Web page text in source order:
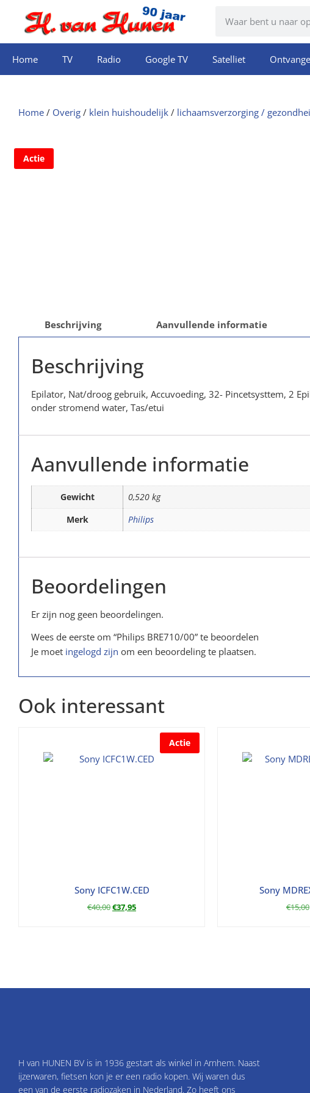
Home TV Radio Google TV Satelliet
Home / Overig / klein huishoudelijk / lichaamsverzorging /
Actie
Beschrijving Aanvullende informatie
Beschrijving
Epilator, Nat/droog gebruik, Accuvoeding, 32- Pincetsysttem, 2
onder stromend water, Tas/etui
Aanvullende informatie
Gewicht 0,520 kg
Merk Philips
Beoordelingen
Er zijn nog geen beoordelingen.
Wees de eerste om “Philips BRE710/00” te beoordelen
Je moet ingelogd zijn om een beoordeling te plaatsen.
Ook interessant
Actie
Sony ICFC1W.CED
€40,00€37,95
Sony
€15,00
H van HUNEN BV is in 1936 gestart als winkel in Arnhem. Naast
ijzerwaren, fietsen kon je er een radio kopen. Wij waren dus
een van de eerste radiozaken in Nederland. Zo heeft ons